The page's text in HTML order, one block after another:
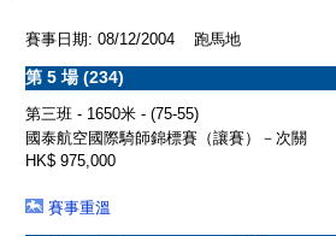
賽事日期: 08/12/2004 跑馬地
第 5 場 (234)
第三班 - 1650米 - (75-55)
國泰航空國際騎師錦標賽（讓賽）－次關
HK$ 975,000
賽事重溫